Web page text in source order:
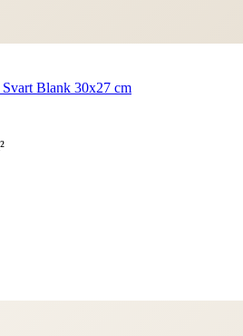
Blank 30x27 cm